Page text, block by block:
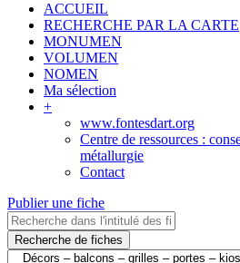
ACCUEIL
RECHERCHE PAR LA CARTE
MONUMEN
VOLUMEN
NOMEN
Ma sélection
+
www.fontesdart.org
Centre de ressources :
métallurgie
Contact
Publier une fiche
Recherche de fiches